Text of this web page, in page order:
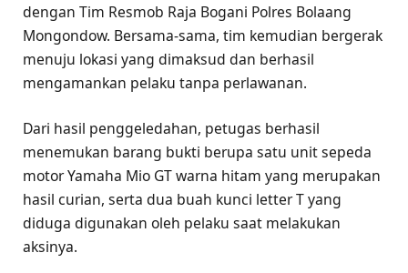
dengan Tim Resmob Raja Bogani Polres Bolaang
Mongondow. Bersama-sama, tim kemudian bergerak
menuju lokasi yang dimaksud dan berhasil
mengamankan pelaku tanpa perlawanan.
Dari hasil penggeledahan, petugas berhasil
menemukan barang bukti berupa satu unit sepeda
motor Yamaha Mio GT warna hitam yang merupakan
hasil curian, serta dua buah kunci letter T yang
diduga digunakan oleh pelaku saat melakukan
aksinya.